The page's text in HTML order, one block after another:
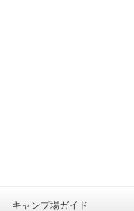
キャンプ場ガイド